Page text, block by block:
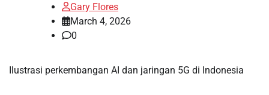
Gary Flores
March 4, 2026
0
Ilustrasi perkembangan AI dan jaringan 5G di Indonesia